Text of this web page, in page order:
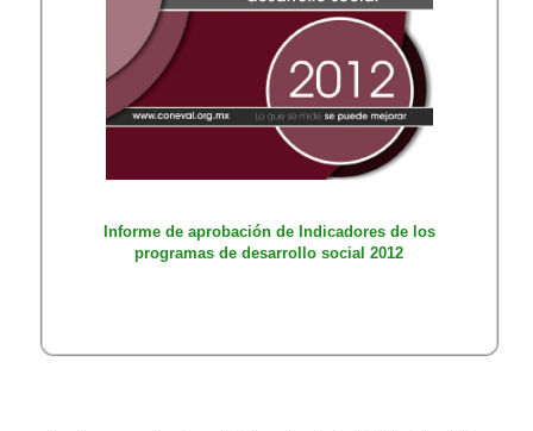
Informe de apr​obación de Indicadores de los
programas de desarrollo social 2012